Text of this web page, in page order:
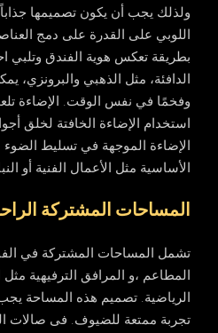
ولذلك يجب أن يكون تصميمها
اللوبي على القدرة على دمج
بطريقة تعكس هوية الفندق وتلبي
الدافئة، مثل الذهبي والبرونزي،
وفخمًا في نفس الوقت. الإضاءة
استخدام الإضاءة الخافتة لخلق
الإضاءة الموجهة في تسليط
الأساسية مثل الأعمال الفنية أو
المساحات المشتركة
تشمل المساحات المشتركة في
المطاعم ،و المرافق الترفيهية
الرياضية. تصميم هذه المساحة
تجربة ممتعة للضيوف. فى صالات